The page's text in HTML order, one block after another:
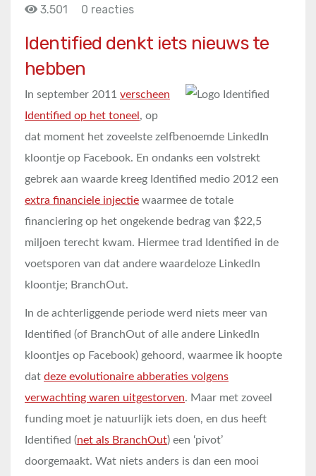
3.501
0 reacties
Identified denkt iets nieuws te
hebben
In september 2011 verscheen
Identified op het toneel , op
dat moment het zoveelste zelfbenoemde LinkedIn
kloontje op Facebook. En ondanks een volstrekt
gebrek aan waarde kreeg Identified medio 2012 een
extra financiele injectie waarmee de totale
financiering op het ongekende bedrag van $22,5
miljoen terecht kwam. Hiermee trad Identified in de
voetsporen van dat andere waardeloze LinkedIn
kloontje; BranchOut.
In de achterliggende periode werd niets meer van
Identified (of BranchOut of alle andere LinkedIn
kloontjes op Facebook) gehoord, waarmee ik hoopte
dat deze evolutionaire abberaties volgens
verwachting waren uitgestorven. Maar met zoveel
funding moet je natuurlijk iets doen, en dus heeft
Identified (net als BranchOut) een ‘pivot’
doorgemaakt. Wat niets anders is dan een mooi